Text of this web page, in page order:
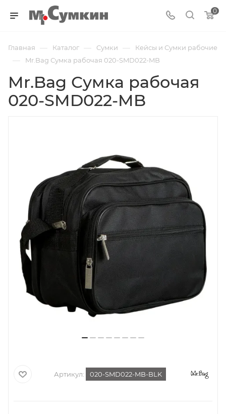
0
Главная — Каталог — Cумки — Кейсы и Сумки рабочие
— Mr.Bag Сумка рабочая 020-SMD022-MB
Mr.Bag Сумка рабочая
020-SMD022-MB
Артикул: 020-SMD022-MB-BLK